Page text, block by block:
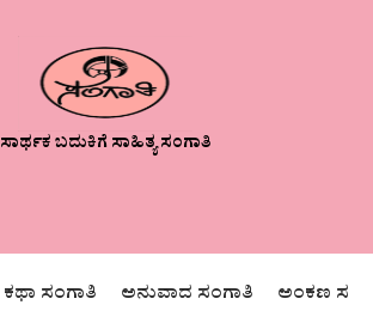
ಸಾರ್ಥಕ ಬದುಕಿಗೆ ಸಾಹಿತ್ಯ ಸಂಗಾತಿ
ಕಥಾ ಸಂಗಾತಿ ಅನುವಾದ ಸಂಗಾತಿ ಅಂಕಣ